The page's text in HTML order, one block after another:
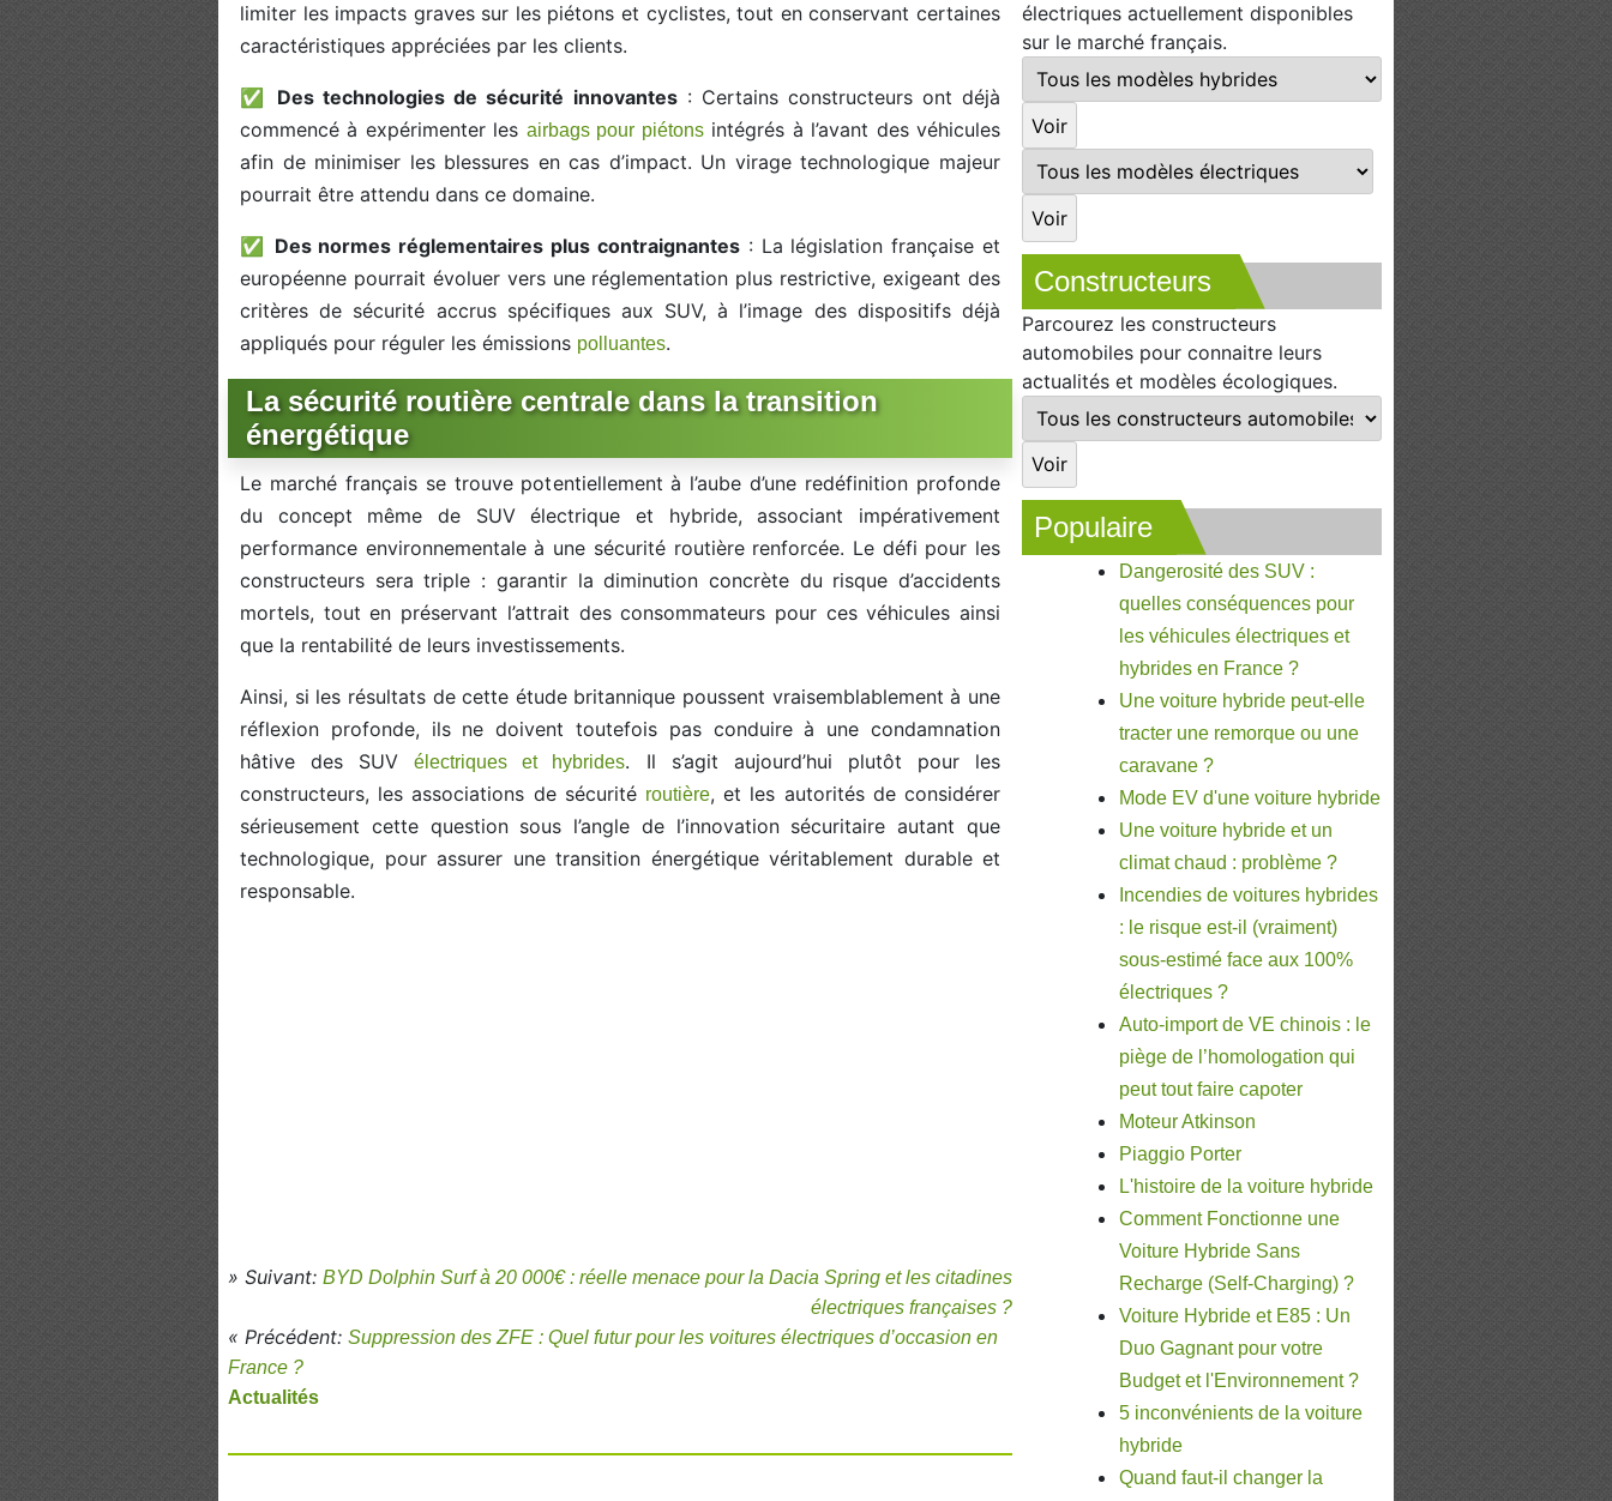
limiter les impacts graves sur les piétons et cyclistes, tout en conservant certaines
caractéristiques appréciées par les clients.
✅ Des technologies de sécurité innovantes: Certains constructeurs ont déjà
commencé à expérimenter les airbags pour piétonsintégrés à l’avant des véhicules
afin de minimiser les blessures en cas d’impact. Un virage technologique majeur
pourrait être attendu dans ce domaine.
✅ Des normes réglementaires plus contraignantes: La législation française et
européenne pourrait évoluer vers une réglementation plus restrictive, exigeant des
critères de sécurité accrus spécifiques aux SUV, à l’image des dispositifs déjà
appliqués pour réguler les émissions polluantes.
La sécurité routière centrale dans la transition
énergétique
Le marché français se trouve potentiellement à l’aube d’une redéfinition profonde
du concept même de SUV électrique et hybride, associant impérativement
performance environnementale à une sécurité routière renforcée. Le défi pour les
constructeurs sera triple : garantir la diminution concrète du risque d’accidents
mortels, tout en préservant l’attrait des consommateurs pour ces véhicules ainsi
que la rentabilité de leurs investissements.
Ainsi, si les résultats de cette étude britannique poussent vraisemblablement à une
réflexion profonde, ils ne doivent toutefois pas conduire à une condamnation
hâtive des SUVélectriques et hybrides. Il s’agit aujourd’hui plutôt pour les
constructeurs, les associations de sécurité routière, et les autorités de considérer
sérieusement cette question sous l’angle de l’innovation sécuritaire autant que
technologique, pour assurer une transition énergétique véritablement durable et
responsable.
» Suivant: BYD Dolphin Surf à 20 000€ : réelle menace pour la Dacia Spring et les citadines
électriques françaises ?
« Précédent: Suppression des ZFE : Quel futur pour les voitures électriques d’occasion en
France ?
Actualités
électriques actuellement disponibles
sur le marché français.
Constructeurs
Parcourez les constructeurs
automobiles pour connaitre leurs
actualités et modèles écologiques.
Populaire
Dangerosité des SUV :
quelles conséquences pour
les véhicules électriques et
hybrides en France ?
Une voiture hybride peut-elle
tracter une remorque ou une
caravane ?
Mode EV d'une voiture hybride
Une voiture hybride et un
climat chaud : problème ?
Incendies de voitures hybrides
: le risque est-il (vraiment)
sous-estimé face aux 100%
électriques ?
Auto-import de VE chinois : le
piège de l’homologation qui
peut tout faire capoter
Moteur Atkinson
Piaggio Porter
L'histoire de la voiture hybride
Comment Fonctionne une
Voiture Hybride Sans
Recharge (Self-Charging) ?
Voiture Hybride et E85 : Un
Duo Gagnant pour votre
Budget et l'Environnement ?
5 inconvénients de la voiture
hybride
Quand faut-il changer la